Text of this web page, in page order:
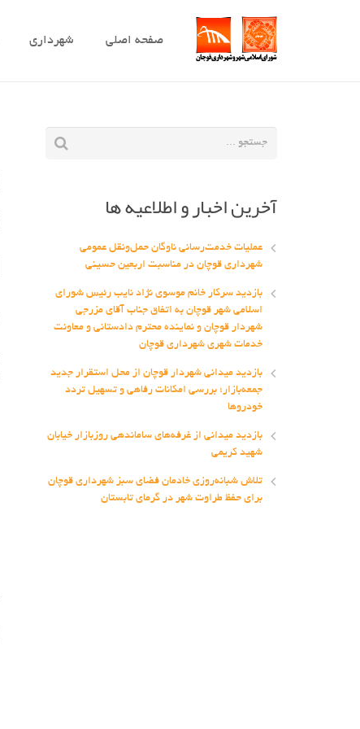
صفحه اصلی شهرداری
آخرین اخبار و اطلاعیه ها
عملیات خدمت‌رسانی ناوگان حمل‌ونقل عمومی
شهرداری قوچان در مناسبت اربعین حسینی
بازدید سرکار خانم موسوی نژاد نایب رئیس شورای
اسلامی شهر قوچان به اتفاق جناب آقای مزرجی
شهردار قوچان و نماینده محترم دادستانی و معاونت
خدمات شهری شهرداری قوچان
بازدید میدانی شهردار قوچان از محل استقرار جدید
جمعه‌بازار؛ بررسی امکانات رفاهی و تسهیل تردد
خودروها
بازدید میدانی از غرفه‌های ساماندهی روزبازار خیابان
شهید کریمی
تلاش شبانه‌روزی خادمان فضای سبز شهرداری قوچان
برای حفظ طراوت شهر در گرمای تابستان